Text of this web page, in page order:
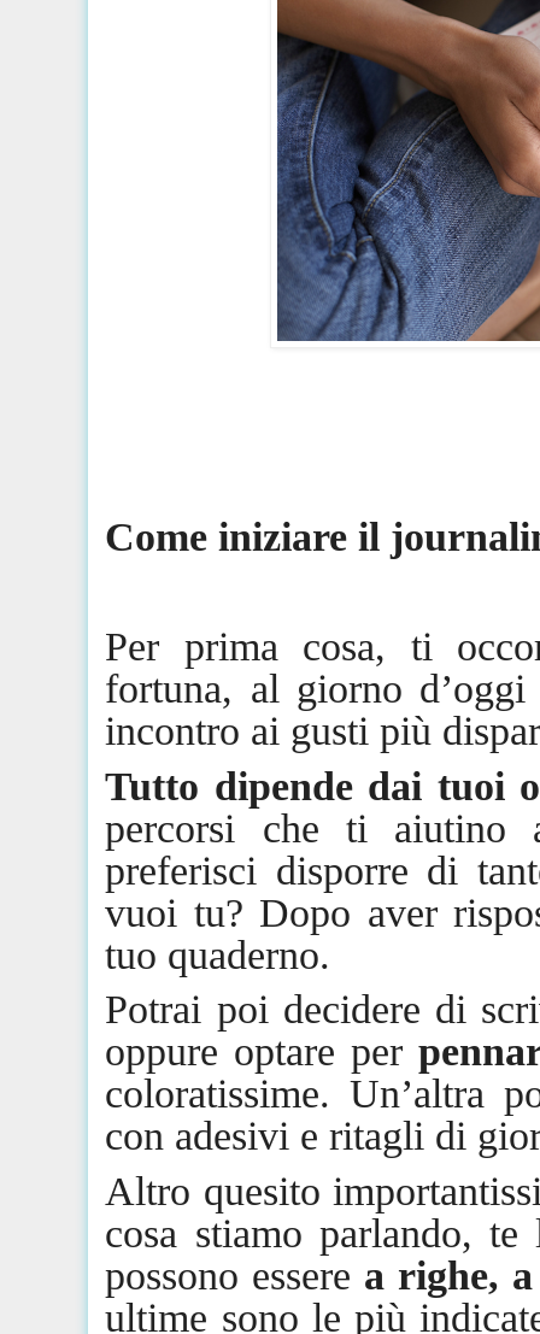
Come iniziare il
Per prima cosa, ti
fortuna, al giorno
incontro ai gusti più
Tutto dipende dai tuoi
percorsi che ti aiutino
preferisci disporre di
vuoi tu? Dopo aver
tuo quaderno.
Potrai poi decidere di
oppure optare per
coloratissime. Un’altra
con adesivi e ritagli di
Altro quesito
cosa stiamo parlando,
possono essere a righe,
ultime sono le più